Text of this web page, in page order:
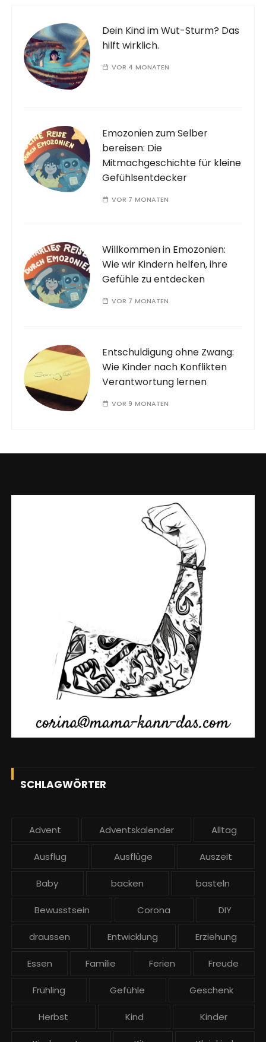
Dein Kind im Wut-Sturm? Das
hilft wirklich.
VOR 4 MONATEN
Emozonien zum Selber
bereisen: Die
Mitmachgeschichte für kleine
Gefühlsentdecker
VOR 7 MONATEN
Willkommen in Emozonien:
Wie wir Kindern helfen, ihre
Gefühle zu entdecken
VOR 7 MONATEN
Entschuldigung ohne Zwang:
Wie Kinder nach Konflikten
Verantwortung lernen
VOR 9 MONATEN
SCHLAGWÖRTER
Advent Adventskalender Alltag
Ausflug Ausflüge Auszeit
Baby backen basteln
Bewusstsein Corona DIY
draussen Entwicklung Erziehung
Essen Familie Ferien Freude
Frühling Gefühle Geschenk
Herbst Kind Kinder